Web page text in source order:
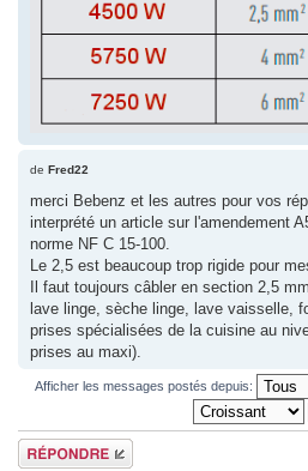
de Fred22
merci Bebenz et les autres pour vos
interprété un article sur l'amendement
norme NF C 15-100.
Le 2,5 est beaucoup trop rigide pour
Il faut toujours câbler en section 2,5
lave linge, sèche linge, lave vaisselle,
prises spécialisées de la cuisine au
prises au maxi).
Afficher les messages postés depuis:
Répondre